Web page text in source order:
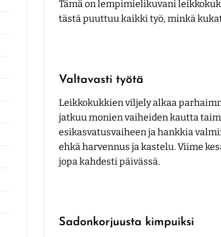
Tämä on lempimielikuvani
tästä puuttuu kaikki työ, minkä
Valtavasti työtä
Leikkokukkien viljely alkaa
jatkuu monien vaiheiden kautta
esikasvatusvaiheen ja hankkia
ehkä harvennus ja kastelu. Viime
jopa kahdesti päivässä.
Sadonkorjuusta kimpuiksi